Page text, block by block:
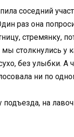
соседний
раз она
стремянку,
столкнулись у
без улыбки.
ни по
на